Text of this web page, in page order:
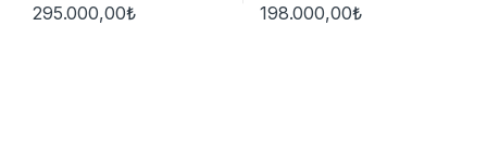
295.000,00₺ 198.000,00₺